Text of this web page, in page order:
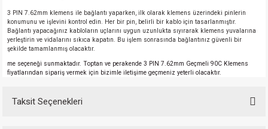
3 PIN 7.62mm klemens ile bağlantı yaparken, ilk olarak klemens üzerindeki pinlerin
konumunu ve işlevini kontrol edin. Her bir pin, belirli bir kablo için tasarlanmıştır.
Bağlantı yapacağınız kabloların uçlarını uygun uzunlukta sıyırarak klemens yuvalarına
yerleştirin ve vidalarını sıkıca kapatın. Bu işlem sonrasında bağlantınız güvenli bir
şekilde tamamlanmış olacaktır.
me seçeneği sunmaktadır. Toptan ve perakende 3 PIN 7.62mm Geçmeli 90C Klemens
fiyatlarından sipariş vermek için bizimle iletişime geçmeniz yeterli olacaktır.
Taksit Seçenekleri